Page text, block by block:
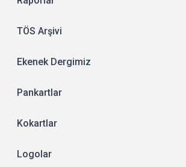
TÖS Arşivi
Ekenek Dergimiz
Pankartlar
Kokartlar
Logolar